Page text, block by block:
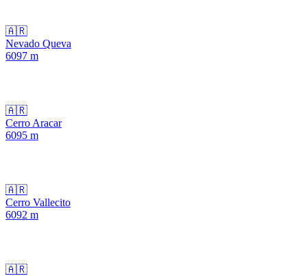
🇦🇷
Nevado Queva
6097 m
🇦🇷
Cerro Aracar
6095 m
🇦🇷
Cerro Vallecito
6092 m
🇦🇷